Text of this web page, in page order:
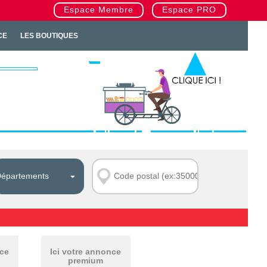
Espace Membre Espace PRO
LES BOUTIQUES
Ici votre annonce
premium